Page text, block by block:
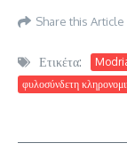
Share this Article
Ετικέτα:
φυλοσύνδετη